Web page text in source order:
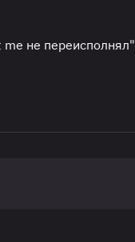
не переисполнял"